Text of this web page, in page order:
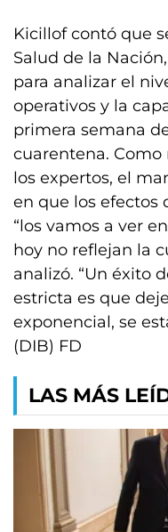
Kicillof contó que
Salud de la
para analizar el
operativos y la
primera semana
cuarentena.
los expertos, el
en que los
“los vamos a ver
hoy no reflejan la
analizó. “Un éxito
estricta es que
exponencial, se
(DIB) FD
LAS MÁS